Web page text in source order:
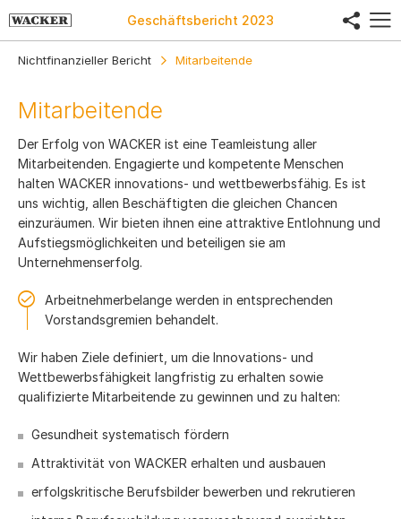
Geschäftsbericht 2023 share
Nichtfinanzieller Bericht Mitarbeitende
Mitarbeitende
Der Erfolg von WACKER ist eine Teamleistung aller
Mitarbeitenden. Engagierte und kompetente Menschen
halten WACKER innovations- und wettbewerbsfähig. Es ist
uns wichtig, allen Beschäftigten die gleichen Chancen
einzuräumen. Wir bieten ihnen eine attraktive Entlohnung und
Aufstiegsmöglichkeiten und beteiligen sie am
Unternehmenserfolg.
Arbeitnehmerbelange werden in entsprechenden
Vorstandsgremien behandelt.
Wir haben Ziele definiert, um die Innovations- und
Wettbewerbsfähigkeit langfristig zu erhalten sowie
qualifizierte Mitarbeitende zu gewinnen und zu halten:
Gesundheit systematisch fördern
Attraktivität von WACKER erhalten und ausbauen
erfolgskritische Berufsbilder bewerben und rekrutieren